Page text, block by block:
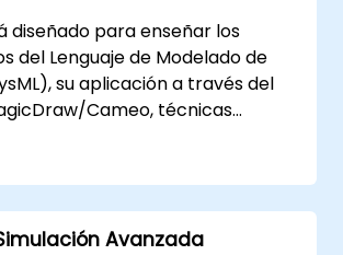
diseñado para enseñar los
del Lenguaje de Modelado de
su aplicación a través del
Cameo, técnicas
en Modelos (MBSE) y
en MBSE. Esta formación
de la creación de
de informes dentro de
Avanzada